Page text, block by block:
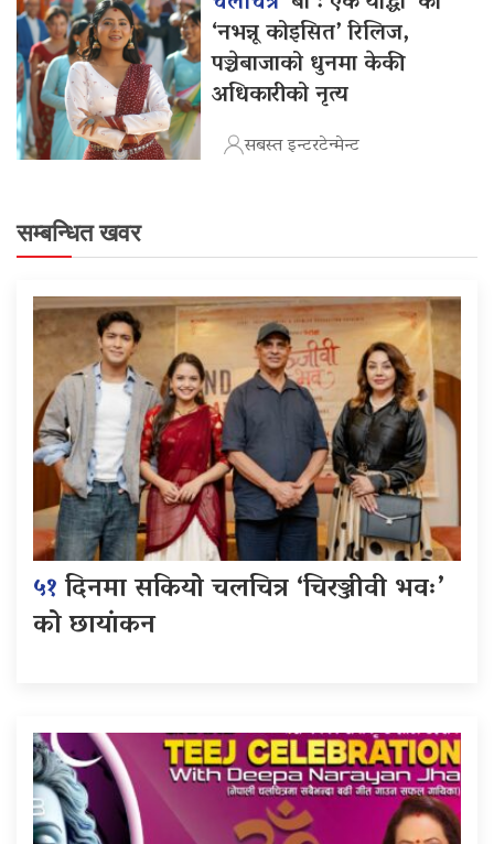
‘नभन्नू कोइसित’ रिलिज,
पञ्चेबाजाको धुनमा केकी
अधिकारीको नृत्य
सबस्त इन्टरटेन्मेन्ट
सम्बन्धित खवर
५१दिनमा सकियो चलचित्र ‘चिरञ्जीवी भवः’
को छायांकन